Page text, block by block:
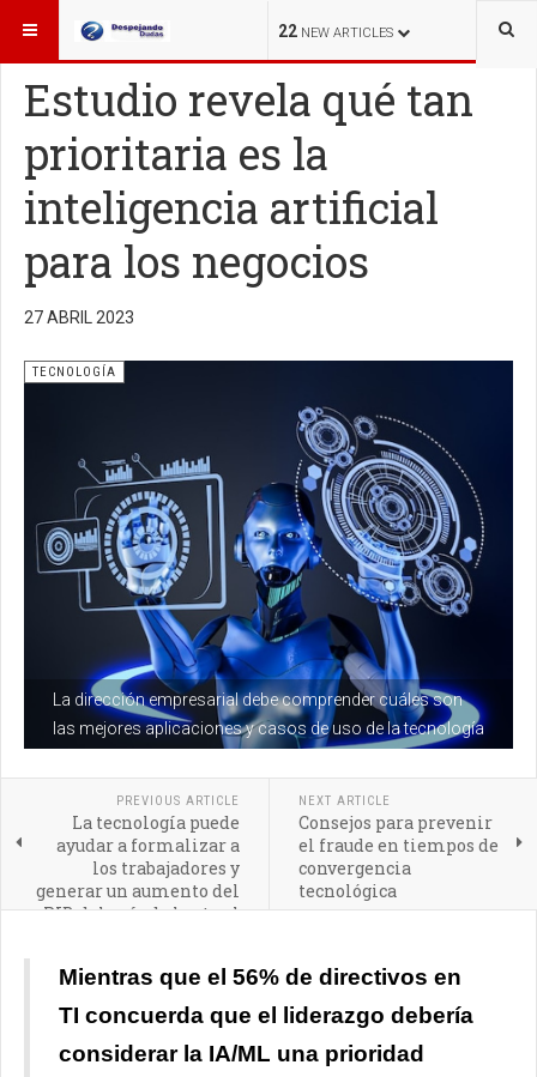
22 NEW ARTICLES
ESTÁ AQUÍ: TECNOLOGÍA
Estudio revela qué tan
prioritaria es la
inteligencia artificial
para los negocios
27 ABRIL 2023
La dirección empresarial debe comprender cuáles son
las mejores aplicaciones y casos de uso de la tecnología
TECNOLOGÍA
PREVIOUS ARTICLE
La tecnología puede
ayudar a formalizar a
los trabajadores y
generar un aumento del
PIB del país de hasta el
NEXT ARTICLE
Consejos para prevenir
el fraude en tiempos de
convergencia
tecnológica
Mientras que el 56% de directivos en
TI concuerda que el liderazgo debería
considerar la IA/ML una prioridad